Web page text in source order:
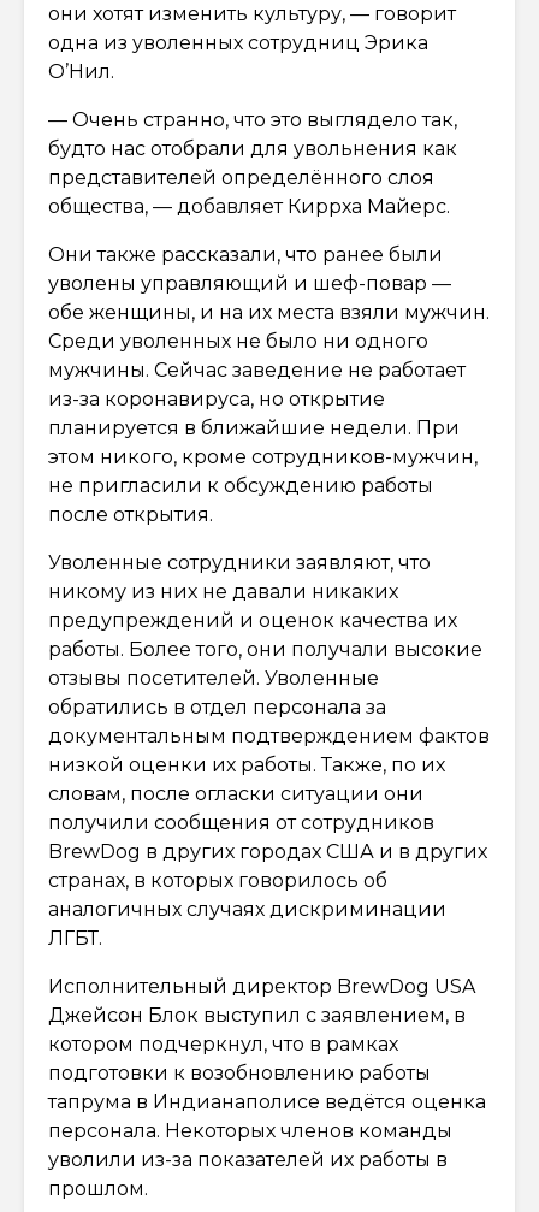
они хотят изменить культуру, — говорит
одна из уволенных сотрудниц Эрика
О’Нил.
— Очень странно, что это выглядело так,
будто нас отобрали для увольнения как
представителей определённого слоя
общества, — добавляет Киррха Майерс.
Они также рассказали, что ранее были
уволены управляющий и шеф-повар —
обе женщины, и на их места взяли мужчин.
Среди уволенных не было ни одного
мужчины. Сейчас заведение не работает
из-за коронавируса, но открытие
планируется в ближайшие недели. При
этом никого, кроме сотрудников-мужчин,
не пригласили к обсуждению работы
после открытия.
Уволенные сотрудники заявляют, что
никому из них не давали никаких
предупреждений и оценок качества их
работы. Более того, они получали высокие
отзывы посетителей. Уволенные
обратились в отдел персонала за
документальным подтверждением фактов
низкой оценки их работы. Также, по их
словам, после огласки ситуации они
получили сообщения от сотрудников
BrewDog в других городах США и в других
странах, в которых говорилось об
аналогичных случаях дискриминации
ЛГБТ.
Исполнительный директор BrewDog USA
Джейсон Блок выступил с заявлением, в
котором подчеркнул, что в рамках
подготовки к возобновлению работы
тапрума в Индианаполисе ведётся оценка
персонала. Некоторых членов команды
уволили из-за показателей их работы в
прошлом.